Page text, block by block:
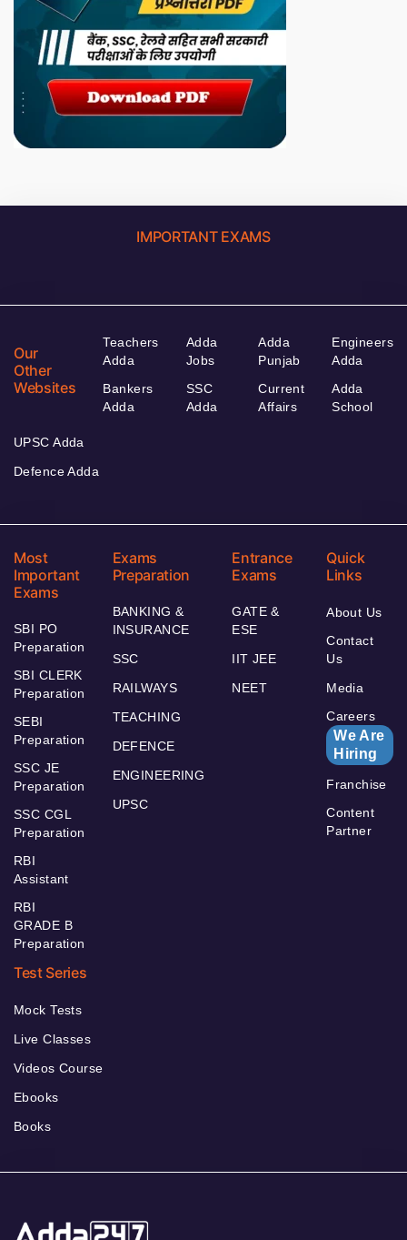
IMPORTANT EXAMS
Our
Other
Websites
Teachers
Adda
Bankers
Adda
Adda
Jobs
SSC
Adda
Adda
Punjab
Current
Affairs
Engineers
Adda
Adda
School
UPSC Adda
Defence Adda
Most
Important
Exams
SBI PO
Preparation
SBI CLERK
Preparation
SEBI
Preparation
SSC JE
Preparation
SSC CGL
Preparation
RBI
Assistant
RBI
GRADE B
Preparation
Exams
Preparation
BANKING &
INSURANCE
SSC
RAILWAYS
TEACHING
DEFENCE
ENGINEERING
UPSC
Entrance
Exams
GATE &
ESE
IIT JEE
NEET
Quick
Links
About Us
Contact
Us
Media
Careers
We Are
Hiring
Franchise
Content
Partner
Test Series
Mock Tests
Live Classes
Videos Course
Ebooks
Books